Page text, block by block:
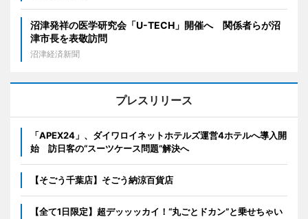
沼津発祥の医学研究会「U-TECH」開催へ 関係者らが沼
津市長を表敬訪問
沼津経済新聞
プレスリリース
「APEX24」、ダイワロイネットホテルズ運営4ホテルへ導入開
始 訪日客の“スーツケース問題”解決へ
【そごう千葉店】そごう納涼百貨店
【全て1日限定】超デッッッカイ！“丸ごとドカン”と乗せちゃい